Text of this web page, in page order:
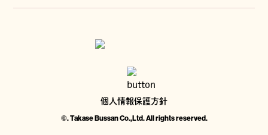
個人情報保護方針
©. Takase Bussan Co.,Ltd. All rights reserved.
ジーマ・髙瀬物産 株式会社